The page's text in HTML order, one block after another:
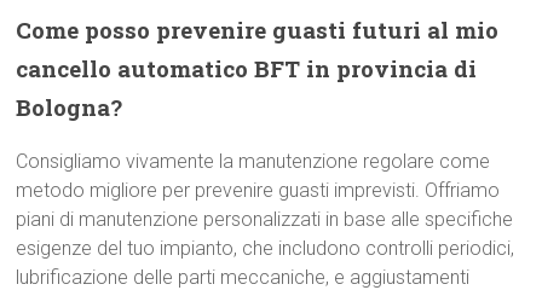
Come posso prevenire guasti futuri al mio
cancello automatico BFT in provincia di
Bologna?
Consigliamo vivamente la manutenzione regolare come
metodo migliore per prevenire guasti imprevisti. Offriamo
piani di manutenzione personalizzati in base alle specifiche
esigenze del tuo impianto, che includono controlli periodici,
lubrificazione delle parti meccaniche, e aggiustamenti